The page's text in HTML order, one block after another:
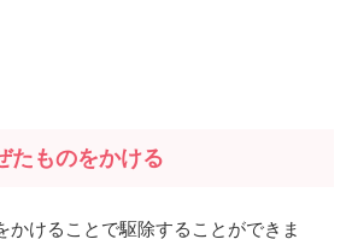
たものをかける
かけることで駆除することができま